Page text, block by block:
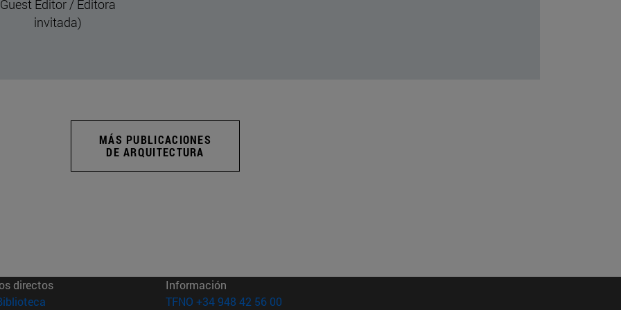
Guest Editor / Editora
invitada)
MÁS PUBLICACIONES
DE ARQUITECTURA
directos
(abre en nueva ventana)
Información
TFNO +34 948 42 56 00